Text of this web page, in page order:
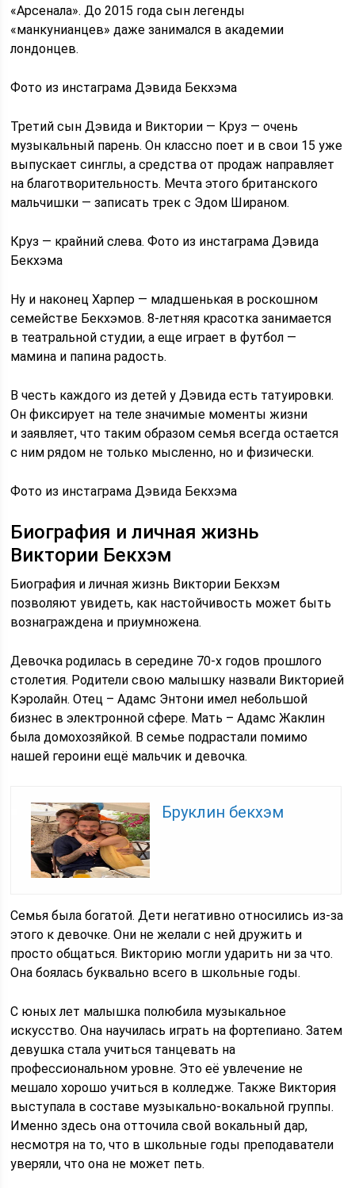
«Арсенала». До 2015 года сын легенды
«манкунианцев» даже занимался в академии
лондонцев.
Фото из инстаграма Дэвида Бекхэма
Третий сын Дэвида и Виктории — Круз — очень
музыкальный парень. Он классно поет и в свои 15 уже
выпускает синглы, а средства от продаж направляет
на благотворительность. Мечта этого британского
мальчишки — записать трек с Эдом Шираном.
Круз — крайний слева. Фото из инстаграма Дэвида
Бекхэма
Ну и наконец Харпер — младшенькая в роскошном
семействе Бекхэмов. 8-летняя красотка занимается
в театральной студии, а еще играет в футбол —
мамина и папина радость.
В честь каждого из детей у Дэвида есть татуировки.
Он фиксирует на теле значимые моменты жизни
и заявляет, что таким образом семья всегда остается
с ним рядом не только мысленно, но и физически.
Фото из инстаграма Дэвида Бекхэма
Биография и личная жизнь
Виктории Бекхэм
Биография и личная жизнь Виктории Бекхэм
позволяют увидеть, как настойчивость может быть
вознаграждена и приумножена.
Девочка родилась в середине 70-х годов прошлого
столетия. Родители свою малышку назвали Викторией
Кэролайн. Отец – Адамс Энтони имел небольшой
бизнес в электронной сфере. Мать – Адамс Жаклин
была домохозяйкой. В семье подрастали помимо
нашей героини ещё мальчик и девочка.
Бруклин бекхэм
Семья была богатой. Дети негативно относились из-за
этого к девочке. Они не желали с ней дружить и
просто общаться. Викторию могли ударить ни за что.
Она боялась буквально всего в школьные годы.
С юных лет малышка полюбила музыкальное
искусство. Она научилась играть на фортепиано. Затем
девушка стала учиться танцевать на
профессиональном уровне. Это её увлечение не
мешало хорошо учиться в колледже. Также Виктория
выступала в составе музыкально-вокальной группы.
Именно здесь она отточила свой вокальный дар,
несмотря на то, что в школьные годы преподаватели
уверяли, что она не может петь.